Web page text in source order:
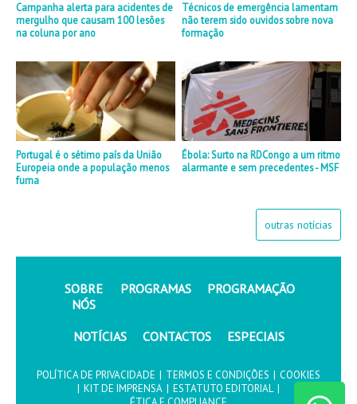
Campanha alerta para acidentes de
mergulho que causam 100 lesões
na coluna por ano
Técnicos de emergência lamentam
não terem sido ouvidos sobre nova
formação
Portugal é o sétimo país da União
Europeia onde a população menos
fuma
Ébola: Surto na RDCongo a um ritmo
alarmante e sem precedentes - MSF
outras notícias
SOBRE
NÓS
PROGRAMAS PROGRAMAÇÃO
NOTÍCIAS CONTACTOS ESPECIAIS
POLÍTICA DE PRIVACIDADE | TERMOS E CONDIÇÕES | COOKIES
| KIT DE IMPRENSA | ESTATUTO EDITORIAL |